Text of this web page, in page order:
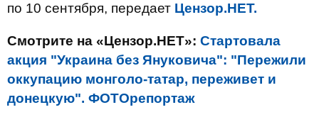
по 10 сентября, передает Цензор.НЕТ.
Смотрите на «Цензор.НЕТ»: Стартовала
акция "Украина без Януковича": "Пережили
оккупацию монголо-татар, переживет и
донецкую". ФОТОрепортаж